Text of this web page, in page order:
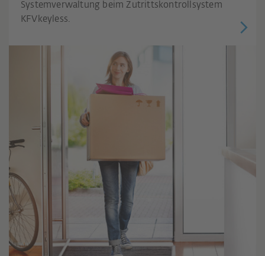
Systemverwaltung beim Zutrittskontrollsystem
KFVkeyless.